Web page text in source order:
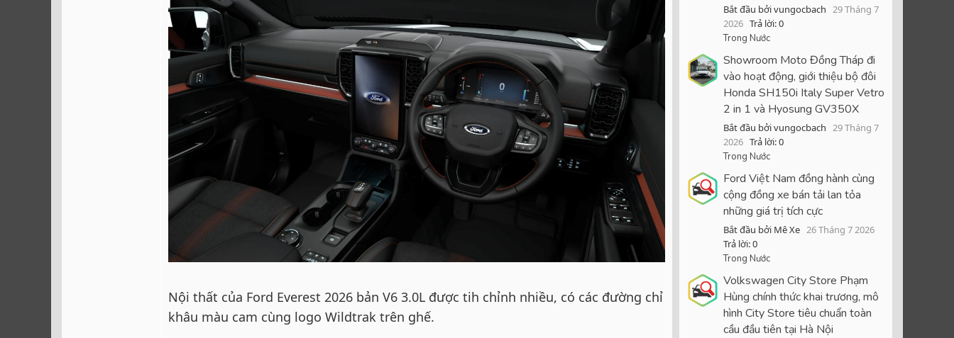
Nội thất của Ford Everest 2026 bản V6 3.0L được tih chỉnh nhiều, có các đường chỉ
khâu màu cam cùng logo Wildtrak trên ghế.
Bắt đầu bởi vungocbach 29 Tháng 7
2026 Trả lời: 0
Trong Nước
Showroom Moto Đồng Tháp đi
vào hoạt động, giới thiệu bộ đôi
Honda SH150i Italy Super Vetro
2 in 1 và Hyosung GV350X
Bắt đầu bởi vungocbach 29 Tháng 7
2026 Trả lời: 0
Trong Nước
Ford Việt Nam đồng hành cùng
cộng đồng xe bán tải lan tỏa
những giá trị tích cực
Bắt đầu bởi Mê Xe 26 Tháng 7 2026
Trả lời: 0
Trong Nước
Volkswagen City Store Phạm
Hùng chính thức khai trương, mô
hình City Store tiêu chuẩn toàn
cầu đầu tiên tại Hà Nội